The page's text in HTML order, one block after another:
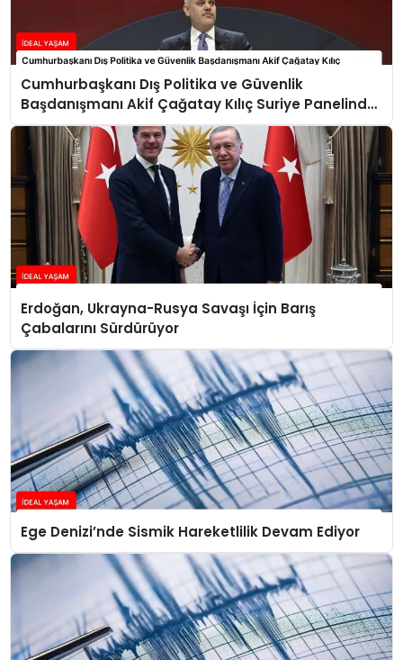
Cumhurbaşkanı Dış Politika ve Güvenlik
Başdanışmanı Akif Çağatay Kılıç Suriye Panelinde
Konuştu
Erdoğan, Ukrayna-Rusya Savaşı İçin Barış
Çabalarını Sürdürüyor
Ege Denizi’nde Sismik Hareketlilik Devam Ediyor